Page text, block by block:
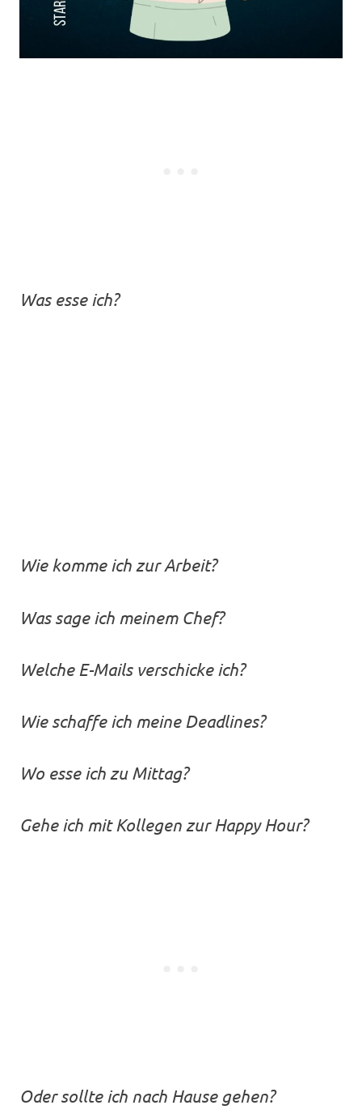
Was esse ich?
Wie komme ich zur Arbeit?
Was sage ich meinem Chef?
Welche E-Mails verschicke ich?
Wie schaffe ich meine Deadlines?
Wo esse ich zu Mittag?
Gehe ich mit Kollegen zur Happy Hour?
Oder sollte ich nach Hause gehen?